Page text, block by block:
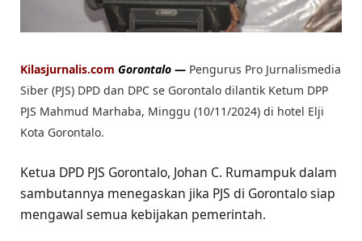
Kilasjurnalis.com Gorontalo — Pengurus Pro Jurnalismedia
Siber (PJS) DPD dan DPC se Gorontalo dilantik Ketum DPP
PJS Mahmud Marhaba, Minggu (10/11/2024) di hotel Elji
Kota Gorontalo.
Ketua DPD PJS Gorontalo, Johan C. Rumampuk dalam
sambutannya menegaskan jika PJS di Gorontalo siap
mengawal semua kebijakan pemerintah.